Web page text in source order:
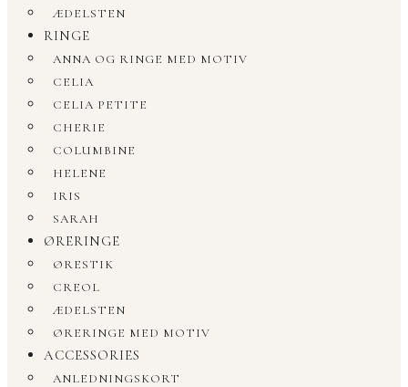
ÆDELSTEN
RINGE
ANNA OG RINGE MED MOTIV
CELIA
CELIA PETITE
CHERIE
COLUMBINE
HELENE
IRIS
SARAH
ØRERINGE
ØRESTIK
CREOL
ÆDELSTEN
ØRERINGE MED MOTIV
ACCESSORIES
ANLEDNINGSKORT